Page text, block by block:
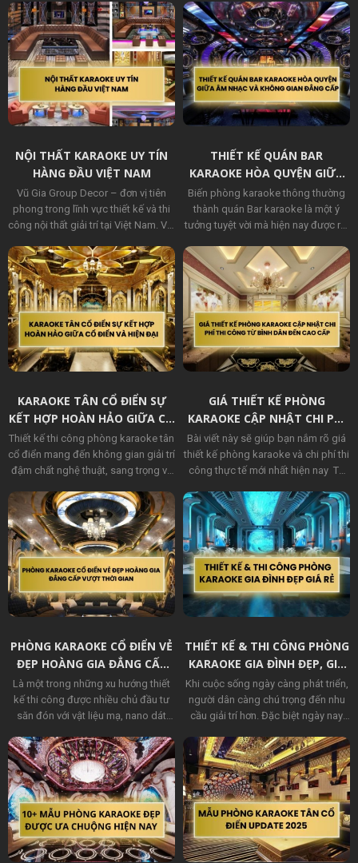
còn, ảnh hưởng trực tiếp đến việc
quán có được cấp giấy phép hoạt
động hay không.
NỘI THẤT KARAOKE UY TÍN
HÀNG ĐẦU VIỆT NAM
Vũ Gia Group Decor – đơn vị tiên
phong trong lĩnh vực thiết kế và thi
công nội thất giải trí tại Việt Nam. Với
chuyên mang đến những không
gian karaoke, bar, lounge và nhà
hàng đẳng cấp, hội tụ tinh hoa sáng
tạo và chất lượng thi công vượt trội.
THIẾT KẾ QUÁN BAR
KARAOKE HÒA QUYỆN GIỮA
ÂM NHẠC VÀ KHÔNG GIAN
ĐẲNG CẤP
Biến phòng karaoke thông thường
thành quán Bar karaoke là một ý
tưởng tuyệt vời mà hiện nay được rất
karaoke phát triển để tạo ra được
dòng phong cách phòng Bar
karaoke đáp ứng nhu cầu của thị
trường.
KARAOKE TÂN CỔ ĐIỂN SỰ
KẾT HỢP HOÀN HẢO GIỮA CỔ
ĐIỂN VÀ HIỆN ĐẠI
Thiết kế thi công phòng karaoke tân
cổ điển mang đến không gian giải trí
đậm chất nghệ thuật, sang trọng và
hoa văn đến ánh sáng đều được
chăm chút tỉ mỉ, tạo nên sự hài hòa
tinh tế.
GIÁ THIẾT KẾ PHÒNG
KARAOKE CẬP NHẬT CHI PHÍ
THI CÔNG TỪ BÌNH DÂN ĐẾN
CAO CẤP
Bài viết này sẽ giúp bạn nắm rõ giá
thiết kế phòng karaoke và chi phí thi
công thực tế mới nhất hiện nay Từ
đến các phòng cao cấp, hiện đại
chuẩn 5 sao. Theo dõi bài viết sau
đây biết giá thiết kế phòng karaoke
chi tiết hơn nhé!
PHÒNG KARAOKE CỔ ĐIỂN VẺ
ĐẸP HOÀNG GIA ĐẲNG CẤP
VƯỢT THỜI GIAN
Là một trong những xu hướng thiết
kế thi công được nhiều chủ đầu tư
săn đón với vật liệu mạ, nano dát
văn bằng chất liệu phù điêu hoặc
composite được các đơn vị thiết kế
karaoke khéo léo đưa vào phòng
hát của bạn tạo nên sự xa hoa lộng
lẫy đậm chất hoàng gia.
THIẾT KẾ & THI CÔNG PHÒNG
KARAOKE GIA ĐÌNH ĐẸP, GIÁ
RẺ, CHUẨN ÂM THANH TẠI
NHÀ
Khi cuộc sống ngày càng phát triển,
người dân càng chú trọng đến nhu
cầu giải trí hơn. Đặc biệt ngày nay
đã và đang trở thành loại hình giải trí
phổ biến nhất.